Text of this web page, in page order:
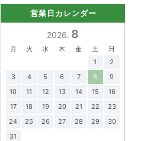
営業日カレンダー
2026. 8
月 火 水 木 金 土
日
1
2
3
4 5 6 7 8
9
10
11 12 13 14 15
16
17
18 19 20 21 22
23
24
25 26 27 28 29
30
31